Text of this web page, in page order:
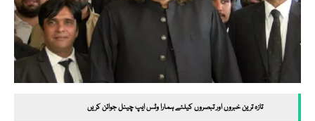
تازہ ترین خبروں اور تبصروں کیلئے ہمارا وٹس ایپ چینل جوائن کریں